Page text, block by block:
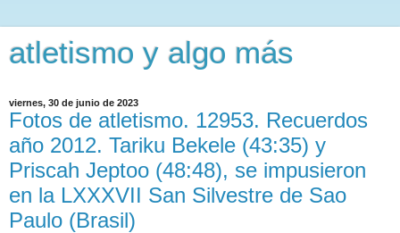
atletismo y algo más
viernes, 30 de junio de 2023
Fotos de atletismo. 12953. Recuerdos
año 2012. Tariku Bekele (43:35) y
Priscah Jeptoo (48:48), se impusieron
en la LXXXVII San Silvestre de Sao
Paulo (Brasil)